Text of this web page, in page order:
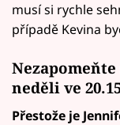
musí si rychle
případě Kevina
neděli ve
Přestože je